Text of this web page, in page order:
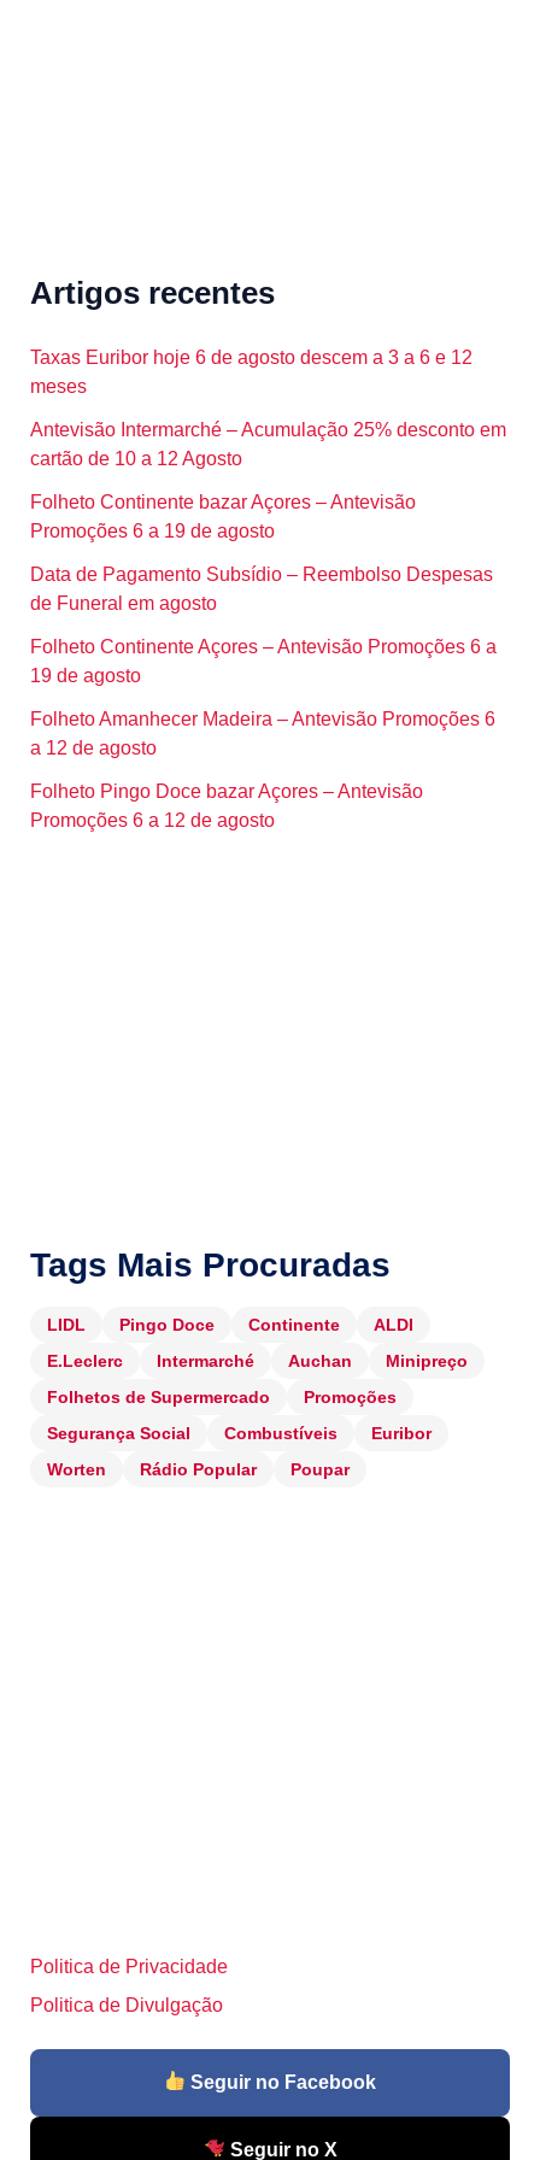
Artigos recentes
Taxas Euribor hoje 6 de agosto descem a 3 a 6 e 12
meses
Antevisão Intermarché – Acumulação 25% desconto em
cartão de 10 a 12 Agosto
Folheto Continente bazar Açores – Antevisão
Promoções 6 a 19 de agosto
Data de Pagamento Subsídio – Reembolso Despesas
de Funeral em agosto
Folheto Continente Açores – Antevisão Promoções 6 a
19 de agosto
Folheto Amanhecer Madeira – Antevisão Promoções 6
a 12 de agosto
Folheto Pingo Doce bazar Açores – Antevisão
Promoções 6 a 12 de agosto
Tags Mais Procuradas
LIDL Pingo Doce Continente
ALDI
E.Leclerc
Intermarché Auchan
Minipreço
Folhetos de Supermercado
Promoções
Segurança Social
Combustíveis
Euribor
Worten
Rádio Popular Poupar
Politica de Privacidade
Politica de Divulgação
Seguir no Facebook
Seguir no X